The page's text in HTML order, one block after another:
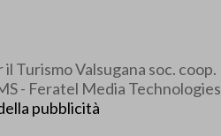
Turismo Valsugana soc. coop.
- Feratel Media Technologies
pubblicità